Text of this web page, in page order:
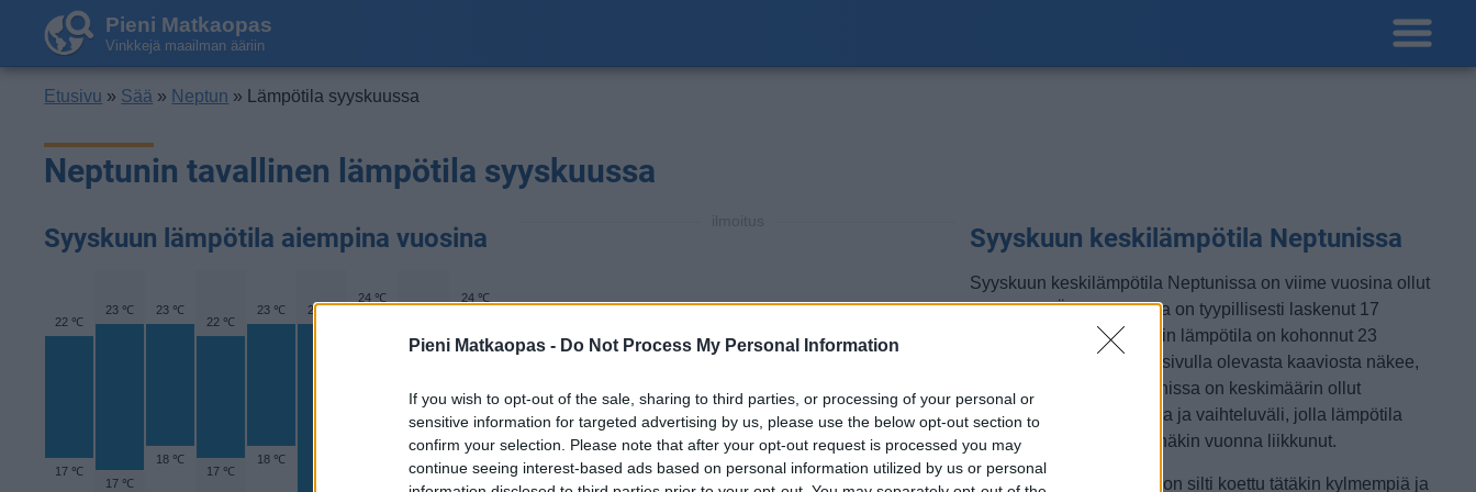
Pieni Matkaopas - Do Not Process My Personal Information
If you wish to opt-out of the sale, sharing to third parties, or processing of your personal or
sensitive information for targeted advertising by us, please use the below opt-out section to
confirm your selection. Please note that after your opt-out request is processed you may
continue seeing interest-based ads based on personal information utilized by us or personal
Pieni Matkaopas
Vinkkejä maailman ääriin
Etusivu » Sää » Neptun » Lämpötila syyskuussa
Neptunin tavallinen lämpötila syyskuussa
Syyskuun lämpötila aiempina vuosina
22 ℃
17 ℃
23 ℃
17 ℃
23 ℃
18 ℃
22 ℃
17 ℃
23 ℃
18 ℃
23 ℃
24 ℃
23 ℃
24 ℃
Syyskuun keskilämpötila Neptunissa
Syyskuun keskilämpötila Neptunissa on viime vuosina ollut
20 astetta. Öisin lämpötila on tyypillisesti laskenut 17
asteen tienoille, ja päivisin lämpötila on kohonnut 23
asteen tuntumaan. Tällä sivulla olevasta kaaviosta näkee,
miten lämmin sää Neptunissa on keskimäärin ollut
syyskuussa viime vuosina ja vaihteluväli, jolla lämpötila
tavallisina päivinä on minäkin vuonna liikkunut.
Hetkellisesti Neptunissa on silti koettu tätäkin kylmempiä ja